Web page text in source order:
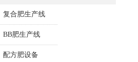
复合肥生产线
BB肥生产线
配方肥设备